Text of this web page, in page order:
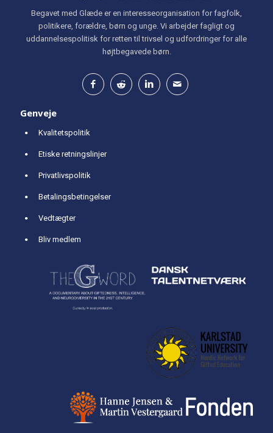
Begavet med Glæde er en interesseorganisation for fagfolk,
politikere, forældre, børn og unge. Vi arbejder fagligt og
uddannelsespolitisk for retten til trivsel og udfordringer for alle
højtbegavede børn.
Genveje
Kvalitetspolitik
Etiske retningslinjer
Privatlivspolitik
Betalingsbetingelser
Vedtægter
Bliv medlem